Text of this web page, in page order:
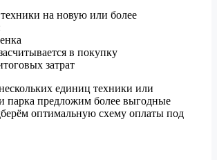
на новую или более
в покупку
затрат
единиц техники или
парка предложим более выгодные
оптимальную схему оплаты под